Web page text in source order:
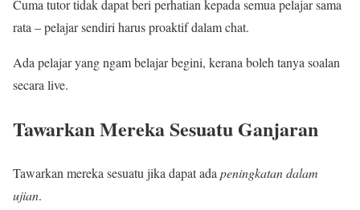
Cuma tutor tidak dapat beri perhatian kepada semua pelajar sama
rata – pelajar sendiri harus proaktif dalam chat.
Ada pelajar yang ngam belajar begini, kerana boleh tanya soalan
secara live.
Tawarkan Mereka Sesuatu Ganjaran
Tawarkan mereka sesuatu jika dapat ada peningkatan dalam
ujian.